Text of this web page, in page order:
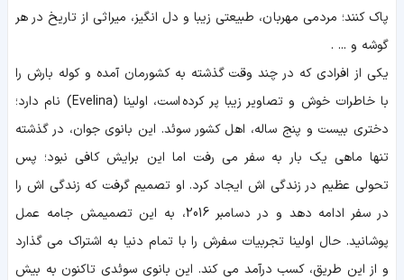
پاک کنند؛ مردمی مهربان، طبیعتی زیبا و دل انگیز، میراثی از تاریخ در هر
گوشه و ... .
یکی از افرادی که در چند وقت گذشته به کشورمان آمده و کوله بارش را
با خاطرات خوش و تصاویر زیبا پر کرده است، اولینا (Evelina) نام دارد؛
دختری بیست و پنج ساله، اهل کشور سوئد. این بانوی جوان، در گذشته
تنها ماهی یک بار به سفر می رفت اما این برایش کافی نبود؛ پس
تحولی عظیم در زندگی اش ایجاد کرد. او تصمیم گرفت که زندگی اش را
در سفر ادامه دهد و در دسامبر 2016، به این تصمیمش جامه عمل
پوشانید. حال اولینا تجربیات سفرش را با تمام دنیا به اشتراک می گذارد
و از این طریق، کسب درآمد می کند. این بانوی سوئدی تاکنون به بیش